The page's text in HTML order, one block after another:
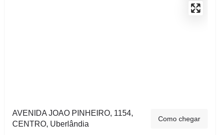
AVENIDA JOAO PINHEIRO, 1154,
CENTRO, Uberlândia
Como chegar